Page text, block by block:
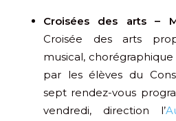
Croisées des arts –
Croisée des arts
musical,
par les élèves du
sept rendez-vous
vendredi, direction l’